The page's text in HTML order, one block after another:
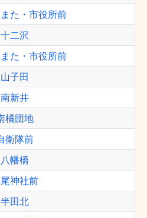
た・市役所前
十二沢
た・市役所前
山子田
南新井
橘団地
衛隊前
八幡橋
神社前
半田北